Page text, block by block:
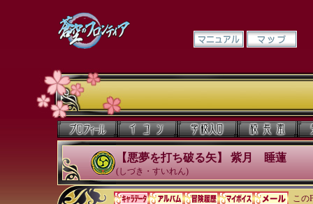
【悪夢を打ち破る矢】 紫月 睡蓮
(しづき・すいれん)
この